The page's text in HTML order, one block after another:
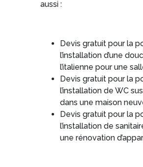
aussi :
Devis gratuit pour la
l’installation d’une
l’italienne pour une
Devis gratuit pour la
l’installation de WC
dans une maison
Devis gratuit pour la
l’installation de
une rénovation